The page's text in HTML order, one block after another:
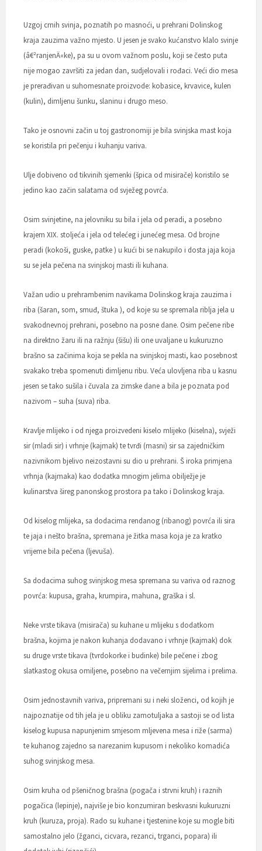
Uzgoj crnih svinja, poznatih po masnoći, u prehrani Dolinskog
kraja zauzima važno mjesto. U jesen je svako kućanstvo klalo svinje
(â€²ranjenÄ«ke), pa su u ovom važnom poslu, koji se često puta
nije mogao završiti za jedan dan, sudjelovali i rođaci. Veći dio mesa
je prerađivan u suhomesnate proizvode: kobasice, krvavice, kulen
(kulin), dimljenu šunku, slaninu i drugo meso.
Tako je osnovni začin u toj gastronomiji je bila svinjska mast koja
se koristila pri pečenju i kuhanju variva.
Ulje dobiveno od tikvinih sjemenki (špica od misirače) koristilo se
jedino kao začin salatama od svježeg povrća.
Osim svinjetine, na jelovniku su bila i jela od peradi, a posebno
krajem XIX. stoljeća i jela od telećeg i junećeg mesa. Od brojne
peradi (kokoši, guske, patke ) u kući bi se nakupilo i dosta jaja koja
su se jela pečena na svinjskoj masti ili kuhana.
Važan udio u prehrambenim navikama Dolinskog kraja zauzima i
riba (šaran, som, smuđ, štuka ), od koje su se spremala riblja jela u
svakodnevnoj prehrani, posebno na posne dane. Osim pečene ribe
na direktno žaru ili na ražnju (šišu) ili one uvaljane u kukuruzno
brašno sa začinima koja se pekla na svinjskoj masti, kao posebnost
svakako treba spomenuti dimljenu ribu. Veća ulovljena riba u kasnu
jesen se tako sušila i čuvala za zimske dane a bila je poznata pod
nazivom – suha (suva) riba.
Kravlje mlijeko i od njega proizvedeni kiselo mlijeko (kiselna), svježi
sir (mladi sir) i vrhnje (kajmak) te tvrđi (masni) sir sa zajedničkim
nazivnikom bjelivo neizostavni su dio u prehrani. Š iroka primjena
vrhnja (kajmaka) kao dodatka mnogim jelima obilježje je
kulinarstva šireg panonskog prostora pa tako i Dolinskog kraja.
Od kiselog mlijeka, sa dodacima rendanog (ribanog) povrća ili sira
te jaja i nešto brašna, spremana je žitka masa koja je za kratko
vrijeme bila pečena (ljevuša).
Sa dodacima suhog svinjskog mesa spremana su variva od raznog
povrća: kupusa, graha, krumpira, mahuna, graška i sl.
Neke vrste tikava (misirača) su kuhane u mlijeku s dodatkom
brašna, kojima je nakon kuhanja dodavano i vrhnje (kajmak) dok
su druge vrste tikava (tvrdokorke i budinke) bile pečene i zbog
slatkastog okusa omiljene, posebno na večernjim sijelima i prelima.
Osim jednostavnih variva, pripremani su i neki složenci, od kojih je
najpoznatije od tih jela je u obliku zamotuljaka a sastoji se od lista
kiselog kupusa napunjenim smjesom mljevena mesa i riže (sarma)
te kuhanog zajedno sa narezanim kupusom i nekoliko komadića
suhog svinjskog mesa.
Osim kruha od pšeničnog brašna (pogača i strvni kruh) i raznih
pogačica (lepinje), najviše je bio konzumiran beskvasni kukuruzni
kruh (kuruza, proja). Rado su kuhane i tjestenine koje su mogle biti
samostalno jelo (žganci, cicvara, rezanci, trganci, popara) ili